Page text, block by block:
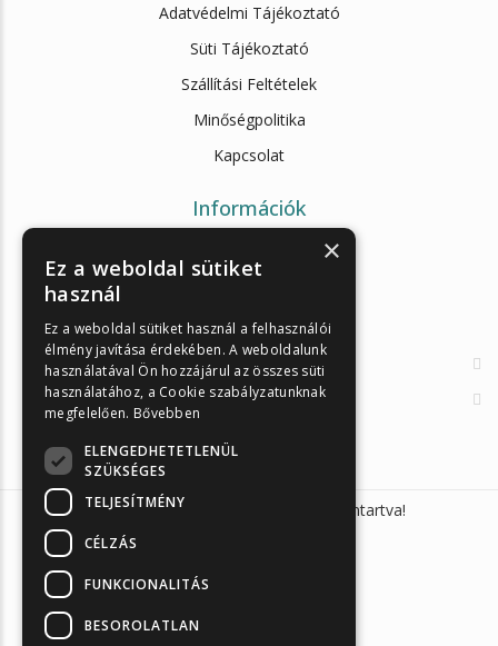
Adatvédelmi Tájékoztató
Süti Tájékoztató
Szállítási Feltételek
Minőségpolitika
Kapcsolat
Információk
Egészségpénztárak
Az Önellenörző Tesztek
Enzimes béldaganatszűrés
Orvosi információk
Sunmed Kft. 2026 © Minden jog fenntartva!
×
Ez a weboldal sütiket
használ
Ez a weboldal sütiket használ a felhasználói
élmény javítása érdekében. A weboldalunk
használatával Ön hozzájárul az összes süti
használatához, a Cookie szabályzatunknak
megfelelően. Bővebben
ELENGEDHETETLENÜL
SZÜKSÉGES
TELJESÍTMÉNY
CÉLZÁS
FUNKCIONALITÁS
BESOROLATLAN